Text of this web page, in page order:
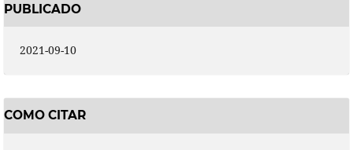
PUBLICADO
2021-09-10
COMO CITAR